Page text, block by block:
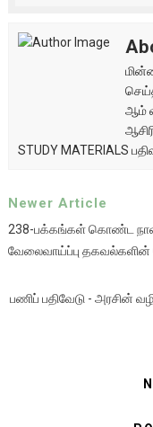
ஆம்
STUDY MATERIALS
Newer Article
238-பக்கங்கள் கொண்ட
வேலைவாய்ப்பு தகவல்களின்
பணிப் பதிவேடு - அரசின்